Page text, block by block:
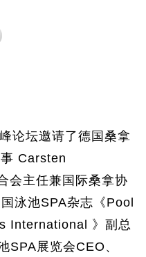
论坛邀请了德国桑拿
Carsten
会主任兼国际桑拿协
泳池SPA杂志《Pool
International 》副总
SPA展览会CEO、